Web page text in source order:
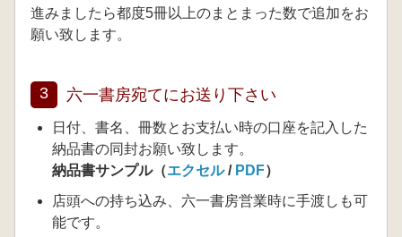
進みましたら都度5冊以上のまとまった数で追加をお
願い致します。
3 六一書房宛てにお送り下さい
日付、書名、冊数とお支払い時の口座を記入した
納品書の同封お願い致します。
納品書サンプル（エクセル/ PDF）
店頭への持ち込み、六一書房営業時に手渡しも可
能です。